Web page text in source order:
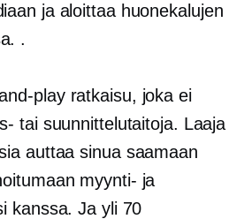
ja aloittaa huonekalujen
.
playratkaisu, joka ei
tai suunnittelutaitoja. Laaja
auttaa sinua saamaan
myynti- ja
kanssa. Ja yli 70